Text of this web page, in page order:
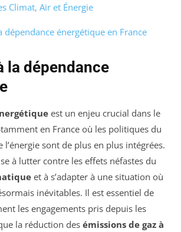
Climat, Air et Énergie
dépendance énergétique en France
la dépendance
est un enjeu crucial dans le
en France où les politiques du
l’énergie sont de plus en plus intégrées.
à lutter contre les effets néfastes du
et à s’adapter à une situation où
inévitables. Il est essentiel de
les engagements pris depuis les
la réduction des émissions de gaz à